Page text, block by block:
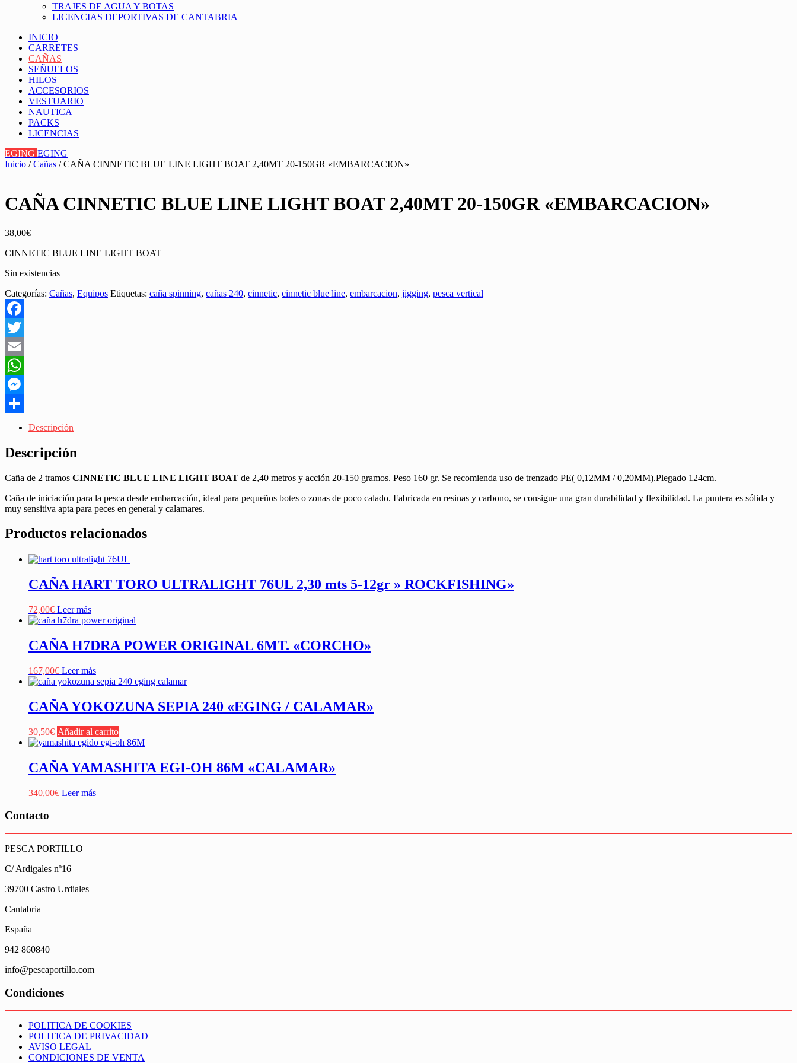
TRAJES DE AGUA Y BOTAS
LICENCIAS DEPORTIVAS DE CANTABRIA
INICIO
CARRETES
CAÑAS
SEÑUELOS
HILOS
ACCESORIOS
VESTUARIO
NAUTICA
PACKS
LICENCIAS
EGING EGING
Inicio /Cañas / CAÑA CINNETIC BLUE LINE LIGHT BOAT 2,40MT 20-150GR «EMBARCACION»
CAÑA CINNETIC BLUE LINE LIGHT BOAT 2,40MT 20-150GR «EMBARCACION»
38,00€
CINNETIC BLUE LINE LIGHT BOAT
Sin existencias
Categorías: Cañas, Equipos Etiquetas: caña spinning, cañas 240, cinnetic, cinnetic blue line, embarcacion, jigging, pesca vertical
Facebook
Twitter
Email
WhatsApp
Messenger
Descripción
Descripción
Caña de 2 tramos CINNETIC BLUE LINE LIGHT BOAT de 2,40 metros y acción 20-150 gramos. Peso 160 gr. Se recomienda uso de trenzado PE( 0,12MM / 0,20MM).Plegado 124cm.
Caña de iniciación para la pesca desde embarcación, ideal para pequeños botes o zonas de poco calado. Fabricada en resinas y carbono, se consigue una gran durabilidad y flexibilidad. La puntera es sólida y
muy sensitiva apta para peces en general y calamares.
Productos relacionados
CAÑA HART TORO ULTRALIGHT 76UL 2,30 mts 5-12gr » ROCKFISHING»
72,00€ Leer más
CAÑA H7DRA POWER ORIGINAL 6MT. «CORCHO»
167,00€ Leer más
CAÑA YOKOZUNA SEPIA 240 «EGING / CALAMAR»
30,50€ Añadir al carrito
CAÑA YAMASHITA EGI-OH 86M «CALAMAR»
340,00€ Leer más
Contacto
PESCA PORTILLO
C/ Ardigales nº16
39700 Castro Urdiales
Cantabria
España
942 860840
info@pescaportillo.com
Condiciones
POLITICA DE COOKIES
POLITICA DE PRIVACIDAD
AVISO LEGAL
CONDICIONES DE VENTA